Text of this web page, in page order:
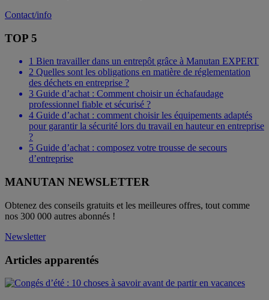
Contact/info
TOP 5
1 Bien travailler dans un entrepôt grâce à Manutan EXPERT
2 Quelles sont les obligations en matière de réglementation
des déchets en entreprise ?
3 Guide d’achat : Comment choisir un échafaudage
professionnel fiable et sécurisé ?
4 Guide d’achat : comment choisir les équipements adaptés
pour garantir la sécurité lors du travail en hauteur en entreprise
?
5 Guide d’achat : composez votre trousse de secours
d’entreprise
MANUTAN NEWSLETTER
Obtenez des conseils gratuits et les meilleures offres, tout comme
nos 300 000 autres abonnés !
Newsletter
Articles apparentés